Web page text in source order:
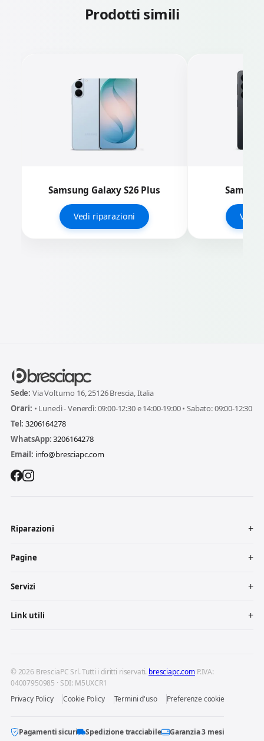
Prodotti simili
Samsung Galaxy S26 Plus
Vedi riparazioni Vedi
Sede: Via Volturno 16, 25126 Brescia, Italia
Orari: • Lunedì - Venerdì: 09:00-12:30 e 14:00-19:00 • Sabato: 09:00-12:30
Tel: 3206164278
WhatsApp:3206164278
Email: info@bresciapc.com
Riparazioni
Pagine
Servizi
Link utili
© 2026 BresciaPC Srl. Tutti i diritti riservati. bresciapc.com P.IVA:
04007950985 · SDI: M5UXCR1
Privacy Policy
Cookie Policy Termini d'uso Preferenze cookie
Pagamenti sicuri Spedizione tracciabile Garanzia 3 mesi